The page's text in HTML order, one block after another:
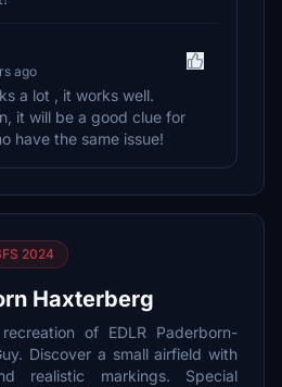
ago
a lot , it works well.
it will be a good clue for
have the same issue!
2024
Haxterberg
of EDLR Paderborn-
Discover a small airfield with
realistic markings. Special